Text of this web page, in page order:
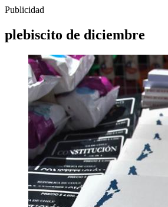
Publicidad
plebiscito de diciembre